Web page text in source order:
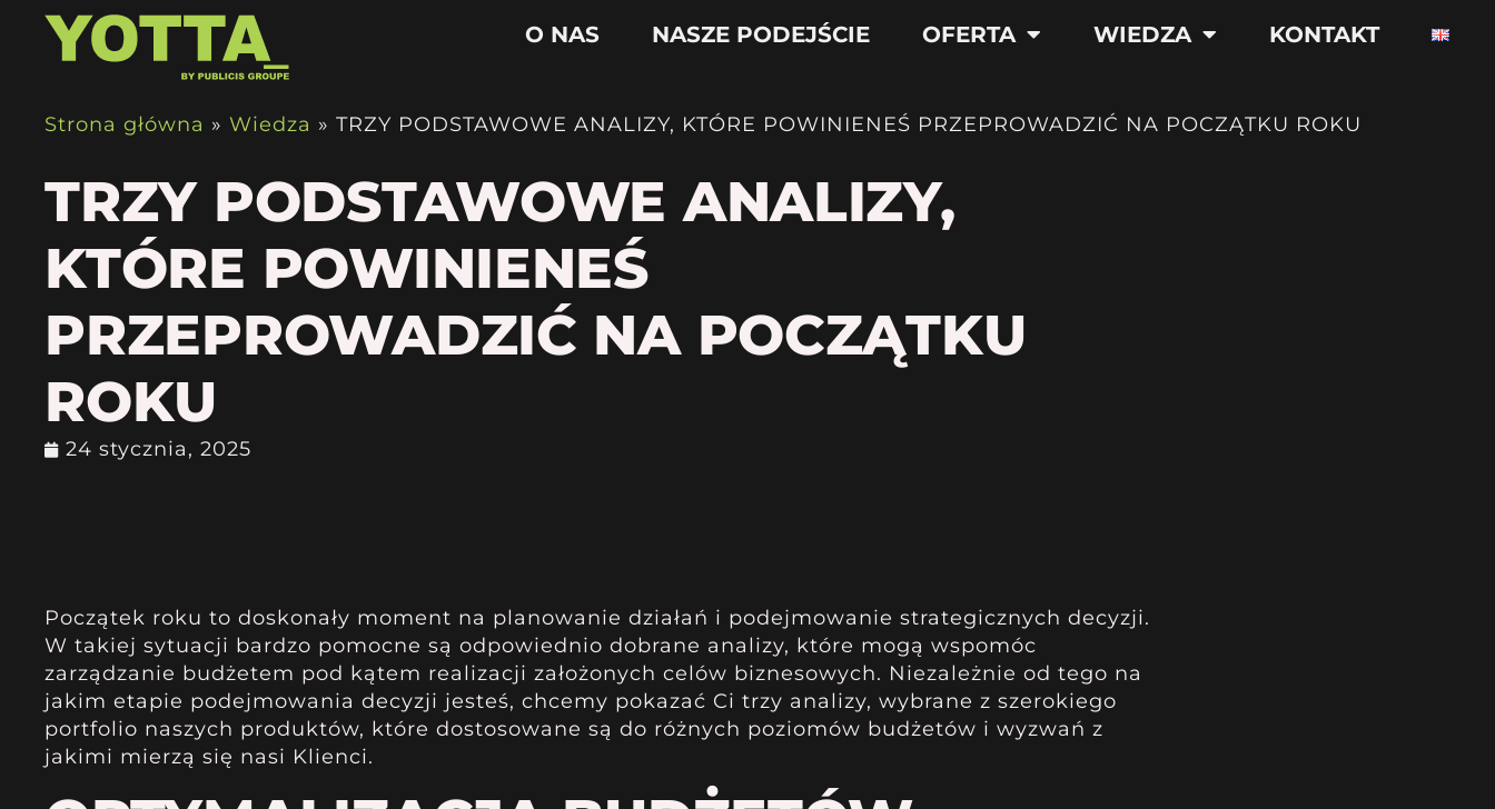
O NAS NASZE PODEJŚCIE OFERTA WIEDZA KONTAKT
Strona główna »Wiedza »TRZY PODSTAWOWE ANALIZY, KTÓRE POWINIENEŚ PRZEPROWADZIĆ NA POCZĄTKU ROKU
TRZY PODSTAWOWE ANALIZY,
KTÓRE POWINIENEŚ
PRZEPROWADZIĆ NA POCZĄTKU
ROKU
24 stycznia, 2025
Początek roku to doskonały moment na planowanie działań i podejmowanie strategicznych decyzji.
W takiej sytuacji bardzo pomocne są odpowiednio dobrane analizy, które mogą wspomóc
zarządzanie budżetem pod kątem realizacji założonych celów biznesowych. Niezależnie od tego na
jakim etapie podejmowania decyzji jesteś, chcemy pokazać Ci trzy analizy, wybrane z szerokiego
portfolio naszych produktów, które dostosowane są do różnych poziomów budżetów i wyzwań z
jakimi mierzą się nasi Klienci.